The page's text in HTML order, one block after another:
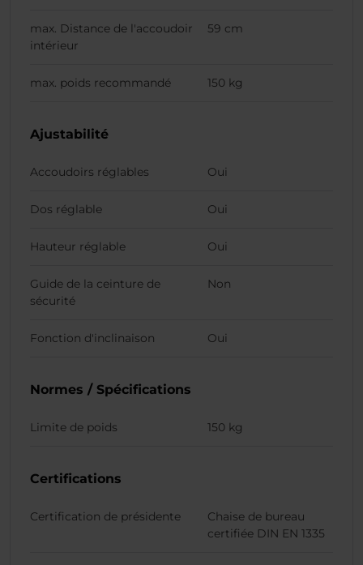
max. Distance de l'accoudoir
intérieur
59 cm
max. poids recommandé 150 kg
Ajustabilité
Accoudoirs réglables Oui
Dos réglable Oui
Hauteur réglable Oui
Guide de la ceinture de
sécurité
Non
Fonction d'inclinaison Oui
Normes / Spécifications
Limite de poids 150 kg
Certifications
Certification de présidente
Chaise de bureau
certifiée DIN EN 1335